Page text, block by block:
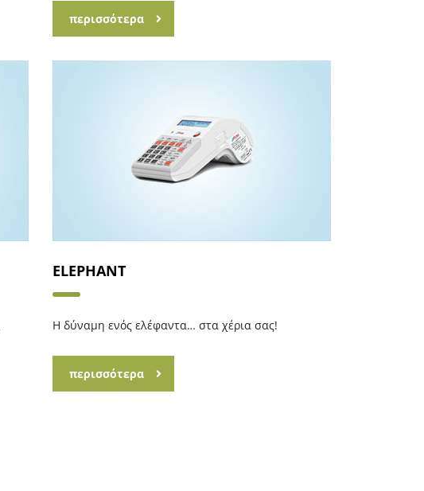
περισσότερα
ELEPHANT
Η δύναμη ενός ελέφαντα… στα χέρια σας!
περισσότερα